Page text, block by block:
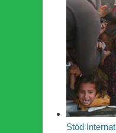
Stöd